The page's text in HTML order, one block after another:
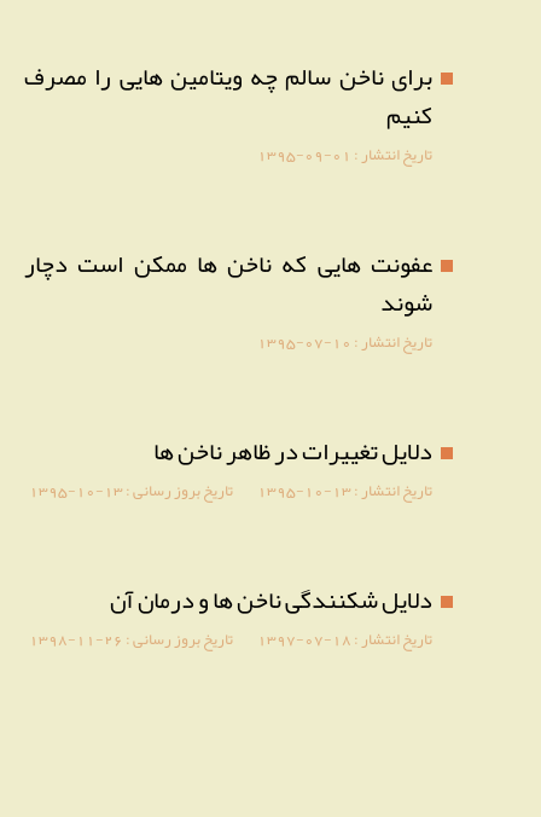
برای ناخن سالم چه ویتامین هایی را مصرف
کنیم
تاریخ انتشار : 1395-09-01
عفونت هایی که ناخن ها ممکن است دچار
شوند
تاریخ انتشار :1395-07-10
دلایل تغییرات در ظاهر ناخن ها
تاریخ انتشار :1395-10-13 تاریخ بروز رسانی :1395-10-13
دلایل شکنندگی ناخن ها و درمان آن
تاریخ انتشار :1397-07-18 تاریخ بروز رسانی :1398-11-26